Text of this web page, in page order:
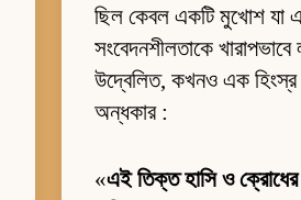
ছিল কেবল একটি মুখোশ যা
সংবেদনশীলতাকে
উদ্বেলিত, কখনও এক হিংস্র
অন্ধকার :
«এই তিক্ত হাসি ও ক্রোধের